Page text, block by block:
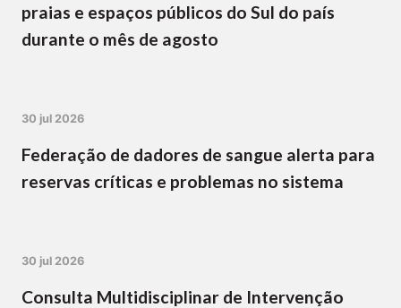
praias e espaços públicos do Sul do país
durante o mês de agosto
30 jul 2026
Federação de dadores de sangue alerta para
reservas críticas e problemas no sistema
30 jul 2026
Consulta Multidisciplinar de Intervenção